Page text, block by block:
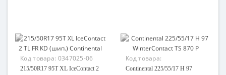
Код товара: 0347025-06
215/50R17 95T XL IceContact 2
Код товара:
95708474792-08
Continental 225/55/17 H 97